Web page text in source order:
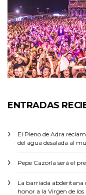
ENTRADAS
El Pleno de Adra
del agua desalada al
Pepe Cazorla será el
La barriada abderitana
honor a la Virgen de los